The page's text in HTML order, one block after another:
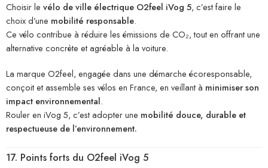
Choisir le vélo de ville électrique O2feel iVog 5, c’est faire le
choix d’une mobilité responsable.
Ce vélo contribue à réduire les émissions de CO₂, tout en offrant une
alternative concrète et agréable à la voiture.
La marque O2feel, engagée dans une démarche écoresponsable,
conçoit et assemble ses vélos en France, en veillant à minimiser son
impact environnemental.
Rouler en iVog 5, c’est adopter une mobilité douce, durable et
respectueuse de l’environnement.
17. Points forts du O2feel iVog 5